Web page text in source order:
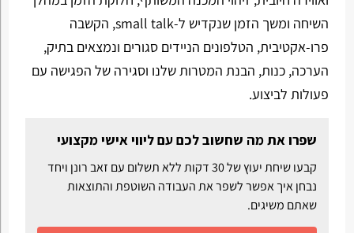
השיחה ומשך הזמן שנקדיש ל-small talk, הקשבה
פרו-אקטיבית, הטלפונים הניידים סגורים ונמצאים בתיק,
הערכה, כנות, הבנת המטרות שלנו וסגירה של הפגישה עם
פעולות לביצוע.
שפרו את מה שחשוב לכם עם ליווי אישי מקצועי
קבעו שיחת יעוץ של 30 דקות ללא תשלום עם זאב רונן ויחד
נבחן איך אפשר לשפר את העבודה השוטפת והתוצאות
שאתם משיגים.